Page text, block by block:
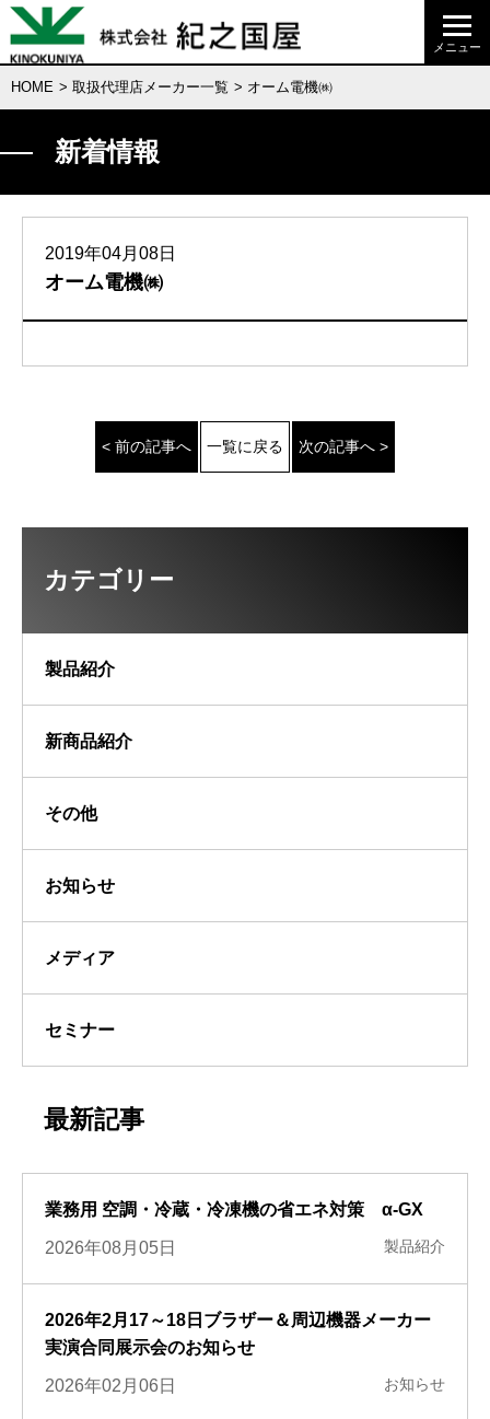
HOME > 取扱代理店メーカー一覧 > オーム電機㈱
新着情報
2019年04月08日
オーム電機㈱
< 前の記事へ 一覧に戻る 次の記事へ >
カテゴリー
製品紹介
新商品紹介
その他
お知らせ
メディア
セミナー
最新記事
業務用 空調・冷蔵・冷凍機の省エネ対策 α-GX
2026年08月05日 製品紹介
2026年2月17～18日ブラザー＆周辺機器メーカー
実演合同展示会のお知らせ
2026年02月06日 お知らせ